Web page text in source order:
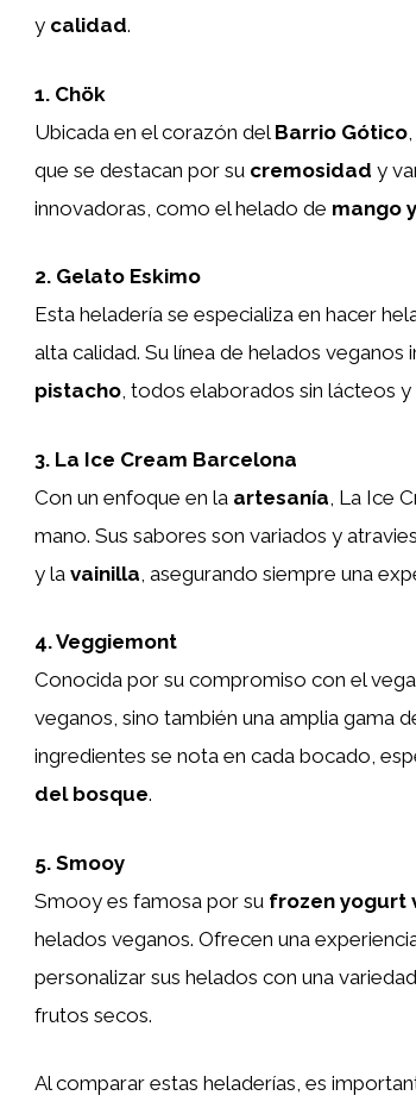
y calidad.
1. Chök
Ubicada en el corazón del Barrio Gótico
que se destacan por su cremosidad y
innovadoras, como el helado de mango
2. Gelato Eskimo
Esta heladería se especializa en hacer
alta calidad. Su línea de helados
pistacho, todos elaborados sin lácteos
3. La Ice Cream Barcelona
Con un enfoque en la artesanía , La Ice
mano. Sus sabores son variados y
y la vainilla , asegurando siempre una
4. Veggiemont
Conocida por su compromiso con el
veganos, sino también una amplia gama
ingredientes se nota en cada bocado,
del bosque.
5. Smooy
Smooy es famosa por su frozen yogurt
helados veganos. Ofrecen una
personalizar sus helados con una
frutos secos.
Al comparar estas heladerías, es